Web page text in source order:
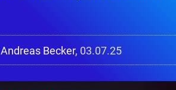
Andreas Becker, 03.07.25